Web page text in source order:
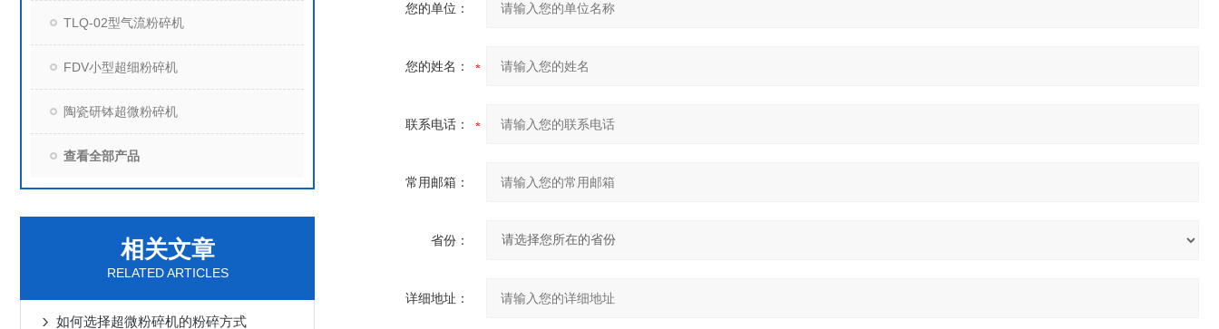
TLQ-02型气流粉碎机
FDV小型超细粉碎机
陶瓷研钵超微粉碎机
查看全部产品
相关文章
RELATED ARTICLES
如何选择超微粉碎机的粉碎方式
您的单位：
您的姓名：
联系电话：
常用邮箱：
省份：
详细地址：